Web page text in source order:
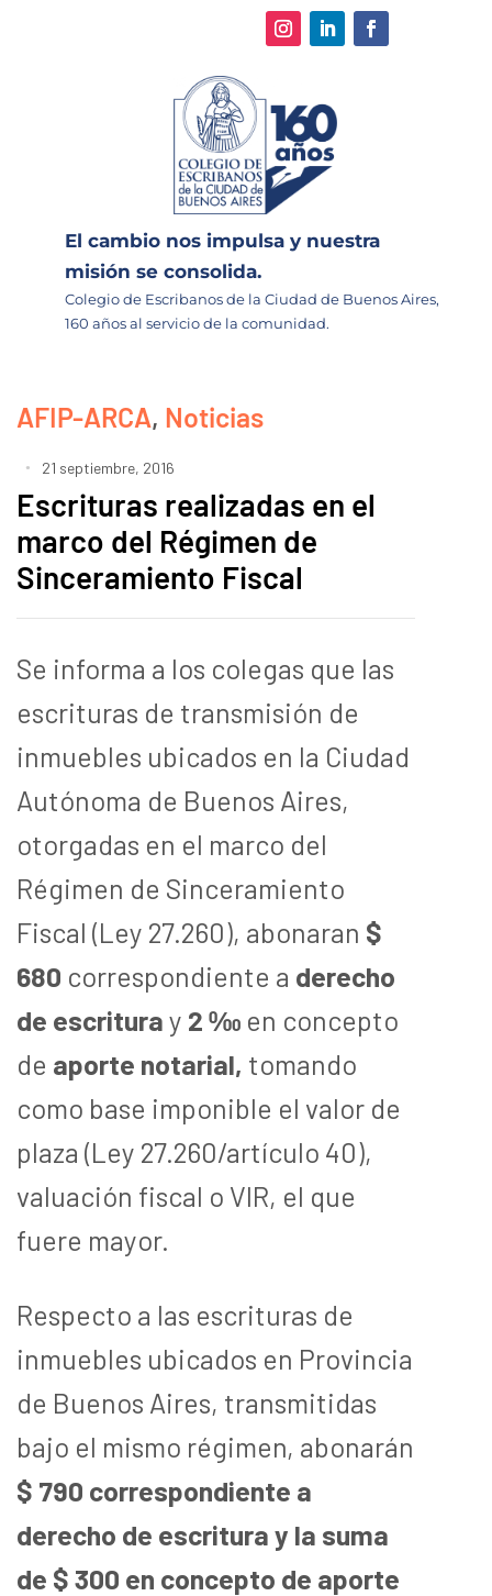
El cambio nos impulsa y nuestra
misión se consolida.
Colegio de Escribanos de la Ciudad de Buenos Aires,
160 años al servicio de la comunidad.
AFIP-ARCA, Noticias
21 septiembre, 2016
Escrituras realizadas en el
marco del Régimen de
Sinceramiento Fiscal
Se informa a los colegas que las
escrituras de transmisión de
inmuebles ubicados en la Ciudad
Autónoma de Buenos Aires,
otorgadas en el marco del
Régimen de Sinceramiento
Fiscal (Ley 27.260), abonaran $
680 correspondiente a derecho
de escritura y 2 ‰ en concepto
de aporte notarial, tomando
como base imponible el valor de
plaza (Ley 27.260/artículo 40),
valuación fiscal o VIR, el que
fuere mayor.
Respecto a las escrituras de
inmuebles ubicados en Provincia
de Buenos Aires, transmitidas
bajo el mismo régimen, abonarán
$ 790 correspondiente a
derecho de escritura y la suma
de $ 300 en concepto de aporte